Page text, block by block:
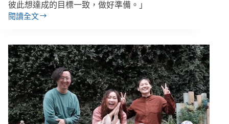
彼此想達成的目標一致，做好準備。」
閱讀全文
先
才
能
共
好！
家
樂
福、